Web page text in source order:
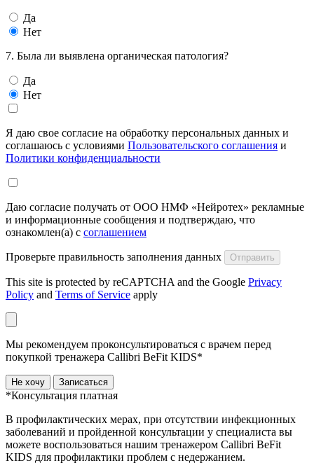
Да
Нет
7. Была ли выявлена органическая патология?
Да
Нет
Я даю свое согласие на обработку персональных данных и
соглашаюсь с условиями Пользовательского соглашения и
Политики конфиденциальности
Даю согласие получать от ООО НМФ «Нейротех» рекламные
и информационные сообщения и подтверждаю, что
ознакомлен(а) с соглашением
Проверьте правильность заполнения данных Отправить
This site is protected by reCAPTCHA and the Google Privacy
Policy and Terms of Service apply
Мы рекомендуем проконсультироваться с врачем перед
покупкой тренажера Callibri BeFit KIDS*
Не хочу Записаться
*Консультация платная
В профилактических мерах, при отсутствии инфекционных
заболеваний и пройденной консультации у специалиста вы
можете воспользоваться нашим тренажером Сallibri BeFit
KIDS для профилактики проблем с недержанием.